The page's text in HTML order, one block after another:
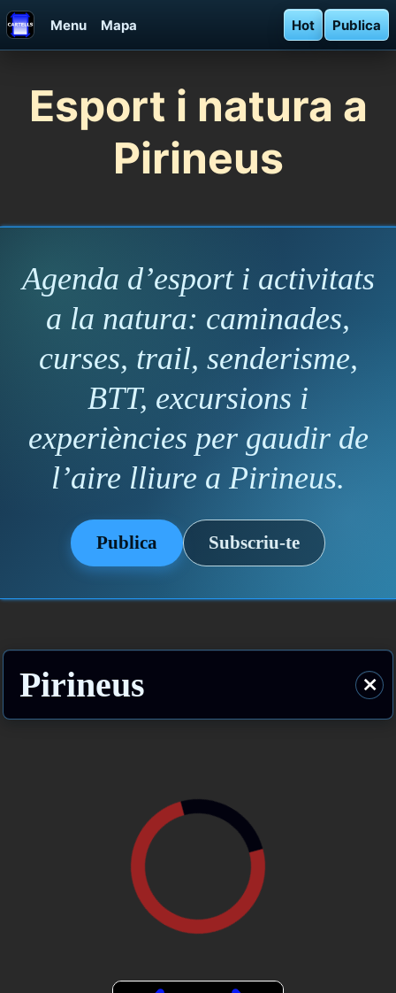
Menu Mapa Hot Publica
Esport i natura a
Pirineus
Agenda d’esport i activitats
a la natura: caminades,
curses, trail, senderisme,
BTT, excursions i
experiències per gaudir de
l’aire lliure a Pirineus.
Publica Subscriu-te
Pirineus ⨯